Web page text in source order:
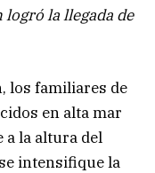
logró la llegada de
los familiares de
en alta mar
a la altura del
intensifique la